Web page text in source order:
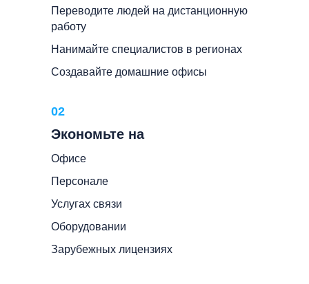
Экономьте на
02
Переводите людей на дистанционную
работу
Нанимайте специалистов в регионах
Создавайте домашние офисы
Офисе
Персонале
Услугах связи
Оборудовании
Зарубежных лицензиях